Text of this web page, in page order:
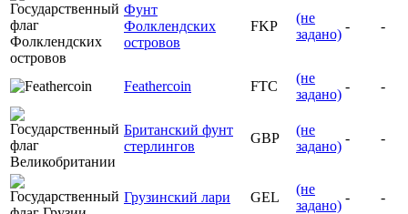
Фунт
Фолклендских
островов
FKP
(не
задано)
- -
Feathercoin FTC
(не
задано)
- -
Британский фунт
стерлингов
GBP
(не
задано)
- -
Грузинский лари GEL
(не
задано)
- -